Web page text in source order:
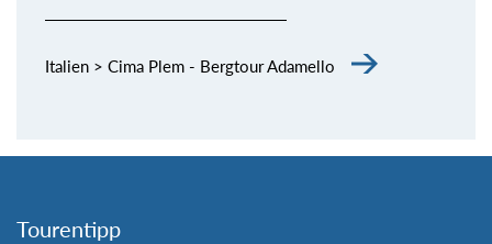
Italien > Cima Plem - Bergtour Adamello
Tourentipp